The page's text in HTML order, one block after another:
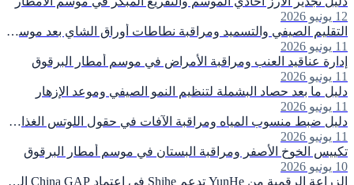
12 يونيو 2026
التقليم الصيفي والتسميد ومراقبة نطاطات أوراق الشاي بعد موسم الربيع
11 يونيو 2026
إدارة عناقيد العنب ومراقبة الأمراض في موسم أمطار البرقوق
11 يونيو 2026
دليل ما بعد حصاد البشملة لتنظيم النمو الصيفي وموعد الإزهار
11 يونيو 2026
دليل ضبط منسوب المياه ومراقبة الآفات في حقول اللوتس الغذائي خلال موسم الأمطار
11 يونيو 2026
تكييس الخوخ الأصفر ومراقبة البستان في موسم أمطار البرقوق
10 يونيو 2026
الزراعة الرقمية من YunHe تدعم Shihe في اعتماد China GAP المستوى الأول